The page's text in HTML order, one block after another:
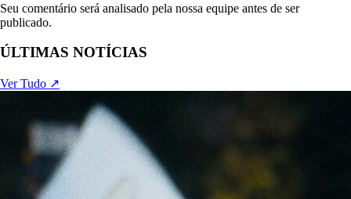
Seu comentário será analisado pela nossa equipe antes de ser
publicado.
ÚLTIMAS NOTÍCIAS
Ver Tudo ↗